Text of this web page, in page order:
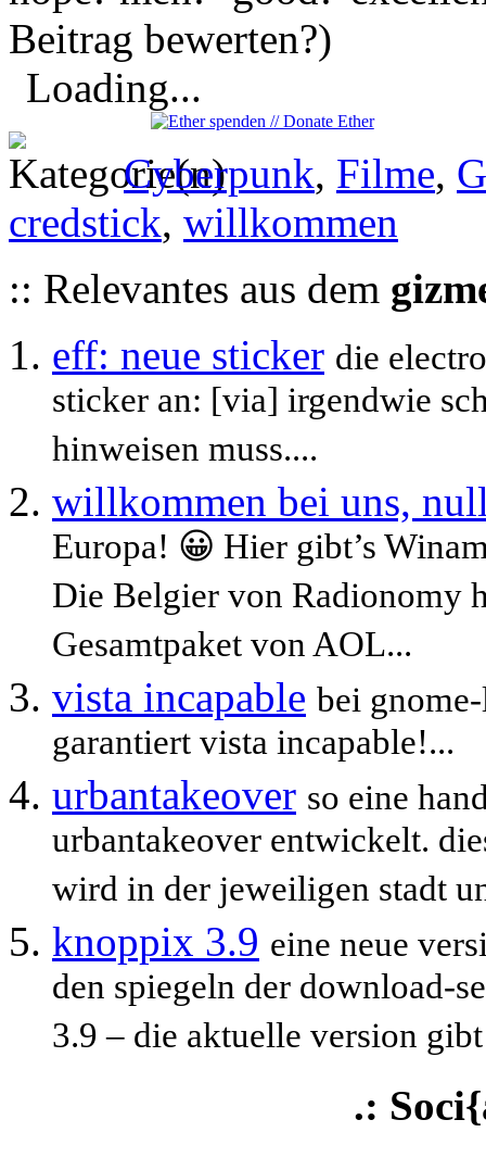
Beitrag bewerten?)
Loading...
Cyberpunk, Filme,
credstick, willkommen
:: Relevantes aus dem
eff: neue sticker die
sticker an: [via] irgendwie
hinweisen muss....
willkommen bei uns,
Europa! 😀 Hier gibt’s
Die Belgier von Radionomy
Gesamtpaket von AOL...
vista incapable bei
garantiert vista incapable!...
urbantakeover so eine
urbantakeover entwickelt.
wird in der jeweiligen stadt
knoppix 3.9 eine neue
den spiegeln der download-
3.9 – die aktuelle version
.: